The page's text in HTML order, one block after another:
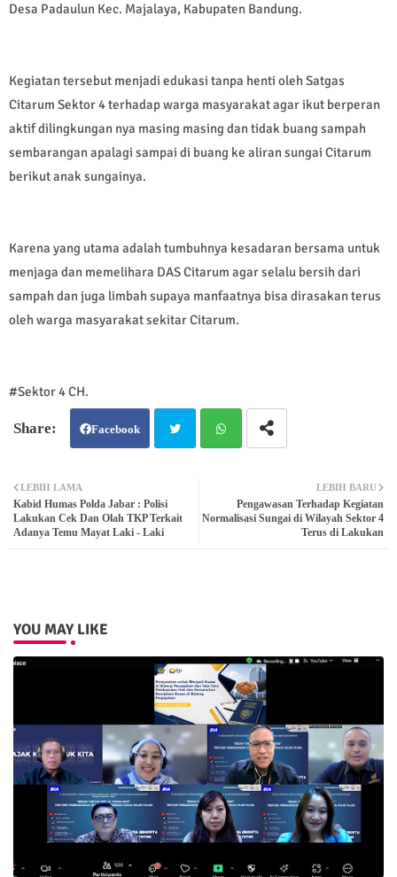
Desa Padaulun Kec. Majalaya, Kabupaten Bandung.
Kegiatan tersebut menjadi edukasi tanpa henti oleh Satgas
Citarum Sektor 4 terhadap warga masyarakat agar ikut berperan
aktif dilingkungan nya masing masing dan tidak buang sampah
sembarangan apalagi sampai di buang ke aliran sungai Citarum
berikut anak sungainya.
Karena yang utama adalah tumbuhnya kesadaran bersama untuk
menjaga dan memelihara DAS Citarum agar selalu bersih dari
sampah dan juga limbah supaya manfaatnya bisa dirasakan terus
oleh warga masyarakat sekitar Citarum.
#Sektor 4 CH.
Facebook
LEBIH BARU
Pengawasan Terhadap Kegiatan
Normalisasi Sungai di Wilayah Sektor 4
Terus di Lakukan
LEBIH LAMA
Kabid Humas Polda Jabar : Polisi
Lakukan Cek Dan Olah TKP Terkait
Adanya Temu Mayat Laki - Laki
YOU MAY LIKE